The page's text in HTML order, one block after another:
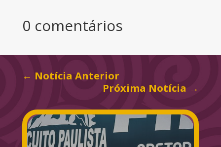
0 comentários
← Notícia Anterior
Próxima Notícia →